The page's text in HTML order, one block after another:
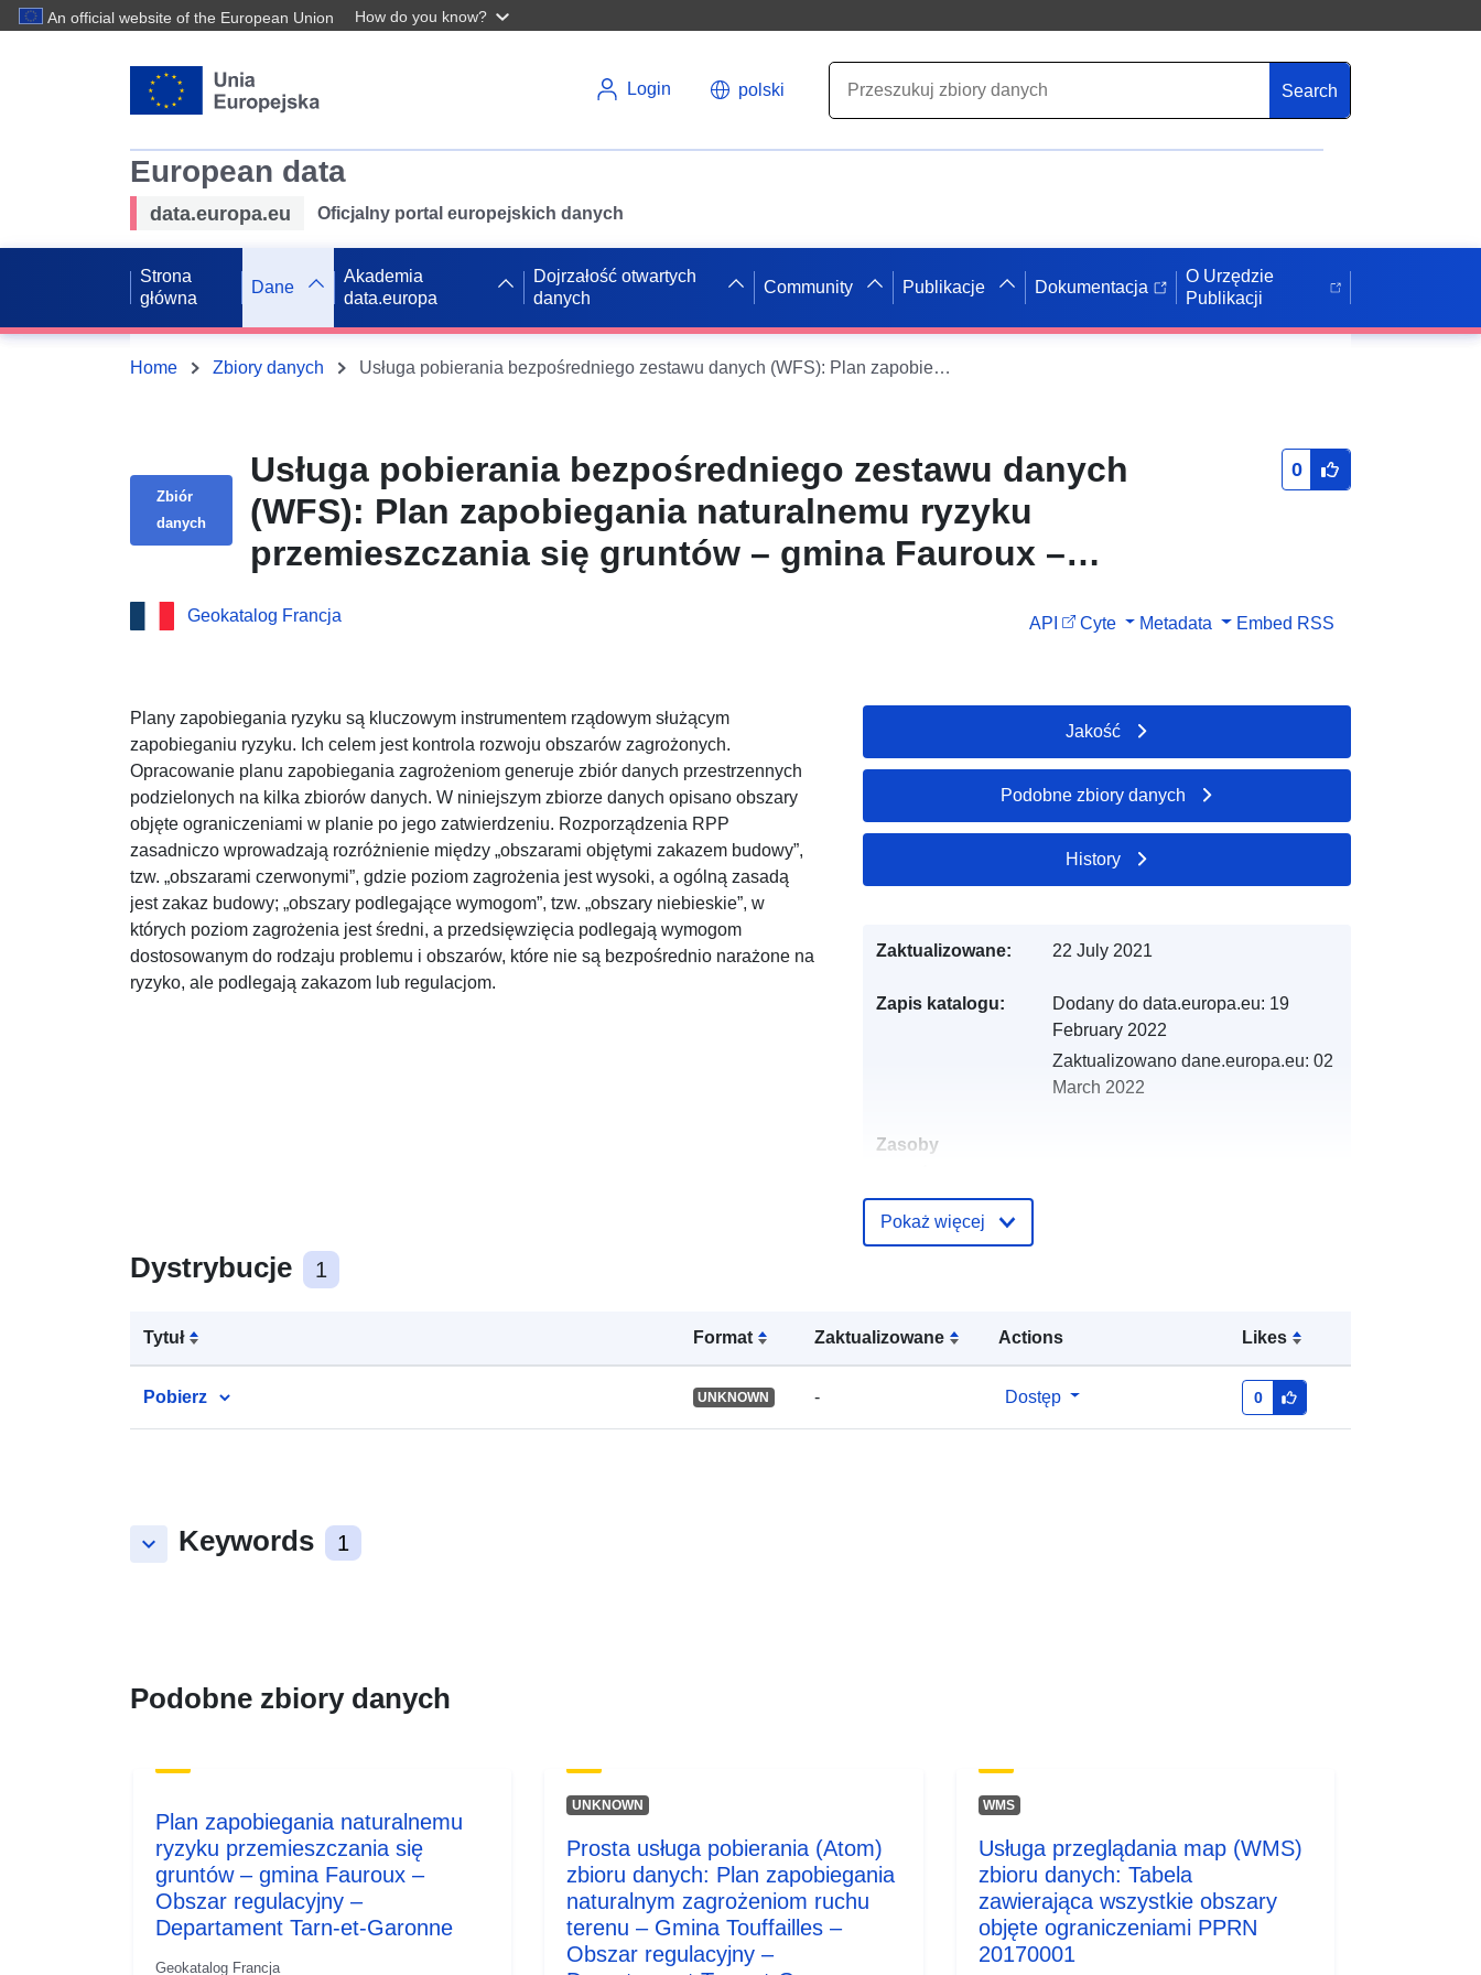
An official website of the European Union How do you know?
Login polski Search
European data
data.europa.eu Oficjalny portal europejskich danych
Strona
główna
Dane
Akademia
data.europa
Dojrzałość otwartych
danych
Community Publikacje Dokumentacja
O Urzędzie
Publikacji
Home Zbiory danych Usługa pobierania bezpośredniego zestawu danych (WFS): Plan zapobiegania naturalnemu ryzyku przemieszczania się gruntów – gmina Fauroux – Obszar regulacyjny – Departament Tarn-et-Garonne
Zbiór
danych
Usługa pobierania bezpośredniego zestawu danych
(WFS): Plan zapobiegania naturalnemu ryzyku
przemieszczania się gruntów – gmina Fauroux –
0
Geokatalog Francja API Cyte Metadata Embed RSS
Plany zapobiegania ryzyku są kluczowym instrumentem rządowym służącym
zapobieganiu ryzyku. Ich celem jest kontrola rozwoju obszarów zagrożonych.
Opracowanie planu zapobiegania zagrożeniom generuje zbiór danych przestrzennych
podzielonych na kilka zbiorów danych. W niniejszym zbiorze danych opisano obszary
objęte ograniczeniami w planie po jego zatwierdzeniu. Rozporządzenia RPP
zasadniczo wprowadzają rozróżnienie między „obszarami objętymi zakazem budowy”,
tzw. „obszarami czerwonymi”, gdzie poziom zagrożenia jest wysoki, a ogólną zasadą
jest zakaz budowy; „obszary podlegające wymogom”, tzw. „obszary niebieskie”, w
których poziom zagrożenia jest średni, a przedsięwzięcia podlegają wymogom
dostosowanym do rodzaju problemu i obszarów, które nie są bezpośrednio narażone na
ryzyko, ale podlegają zakazom lub regulacjom.
Dystrybucje 1
Tytuł Format Zaktualizowane Actions Likes
Pobierz UNKNOWN - Dostęp 0
keyboard_arrow_down Keywords 1
Jakość
Podobne zbiory danych
History
Zaktualizowane: 22 July 2021
Zapis katalogu: Dodany do data.europa.eu: 19
February 2022
Zaktualizowano dane.europa.eu: 02
March 2022
Zasoby
Identyfikatory:
4fda-b553-018cdc2e27c2
http://data.europa.eu/88u/dataset/fr-
120066022-srv-66507302-fd34-
4159-b9ef-bf80048b60b4
Pokaż więcej
Podobne zbiory danych
Plan zapobiegania naturalnemu
ryzyku przemieszczania się
gruntów – gmina Fauroux –
Obszar regulacyjny –
Departament Tarn-et-Garonne
Geokatalog Francja
UNKNOWN
Prosta usługa pobierania (Atom)
zbioru danych: Plan zapobiegania
naturalnym zagrożeniom ruchu
terenu – Gmina Touffailles –
Obszar regulacyjny –
WMS
Usługa przeglądania map (WMS)
zbioru danych: Tabela
zawierająca wszystkie obszary
objęte ograniczeniami PPRN
20170001